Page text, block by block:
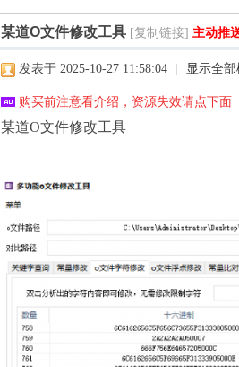
某道O文件修改工具 [复制链接] 主动推
发表于 2025-10-27 11:58:04 显示全
购买前注意看介绍，资源失效请点下
某道O文件修改工具